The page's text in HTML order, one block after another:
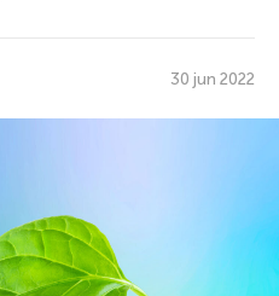
30 jun 2022